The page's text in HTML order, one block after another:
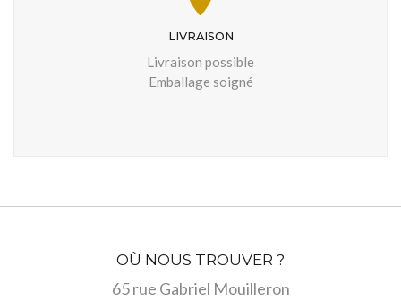
LIVRAISON
Livraison possible
Emballage soigné
OÙ NOUS TROUVER ?
65 rue Gabriel Mouilleron